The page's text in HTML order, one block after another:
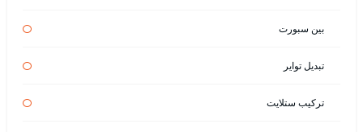
بين سبورت
تبديل تواير
تركيب ستلايت